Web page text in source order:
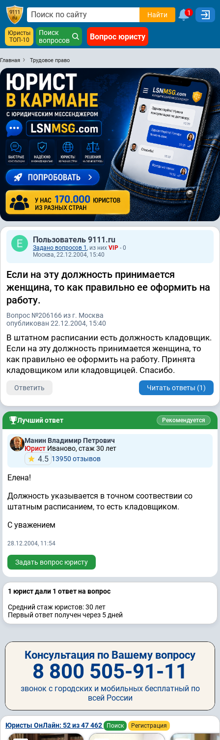
Найти 1
Юристы
ТОП-10
Поиск
вопросов
Вопрос юристу
Главная Трудовое право
Пользователь 9111.ru
Задано вопросов 1 , из них VIP - 0
Москва, 22.12.2004, 15:40
Если на эту должность принимается
женщина, то как правильно ее оформить на
работу.
Вопрос №206166 из г. Москва
опубликован 22.12.2004, 15:40
В штатном расписании есть должность кладовщик.
Если на эту должность принимается женщина, то
как правильно ее оформить на работу. Принята
кладовщиком или кладовщицей. Спасибо.
Ответить Читать ответы (1)
Лучший ответ Рекомендуется
Манин Владимир Петрович
Юрист Иваново, стаж 30 лет
4.5 13950 отзывов
Елена!
Должность указывается в точном соотвествии со
штатным расписанием, то есть кладовщиком.
С уважением
28.12.2004, 11:54
Задать вопрос юристу
1 юрист дали 1 ответ на вопрос
Средний стаж юристов: 30 лет
Первый ответ получен через 5 дней
Консультация по Вашему вопросу
8 800 505-91-11
звонок с городских и мобильных бесплатный по
всей России
Юристы ОнЛайн: 52 из 47 462 Поиск Регистрация